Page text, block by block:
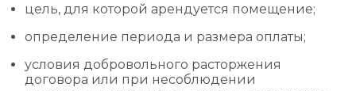
цель, для которой арендуется помещение;
определение периода и размера оплаты;
условия добровольного расторжения
договора или при несоблюдении